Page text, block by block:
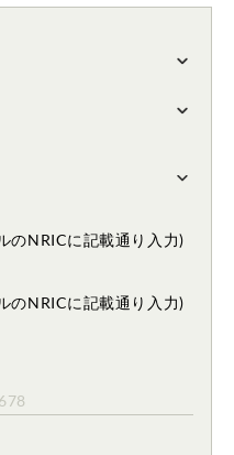
のNRICに記載通り入力)
さい
のNRICに記載通り入力)
い。